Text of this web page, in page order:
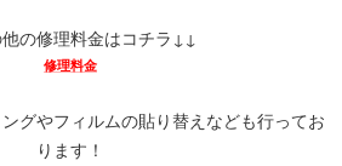
の修理料金はコチラ↓↓
修理料金
グやフィルムの貼り替えなども行ってお
ります！